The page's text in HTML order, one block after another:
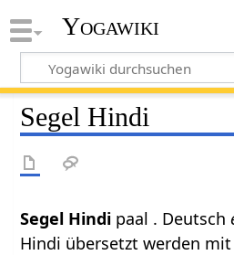
Yogawiki
Segel Hindi
Segel Hindi paal . Deutsch
Hindi übersetzt werden mit